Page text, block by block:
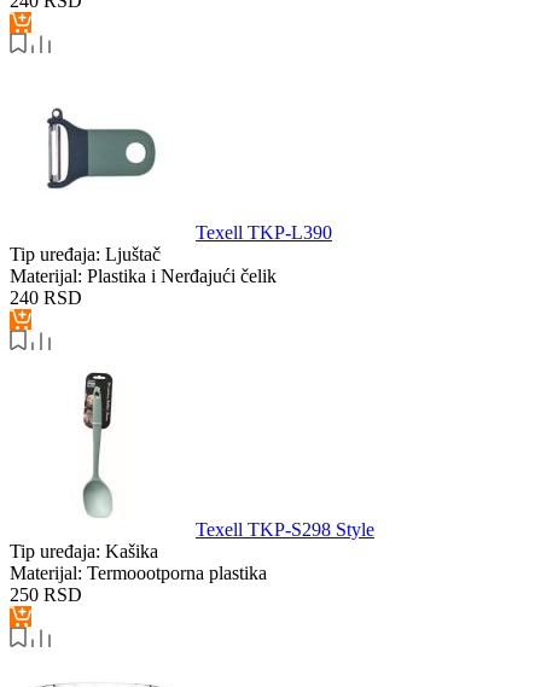
Texell TKP-L390
Tip uređaja: Ljuštač
Materijal: Plastika i Nerđajući čelik
240 RSD
Texell TKP-S298 Style
Tip uređaja: Kašika
Materijal: Termoootporna plastika
250 RSD